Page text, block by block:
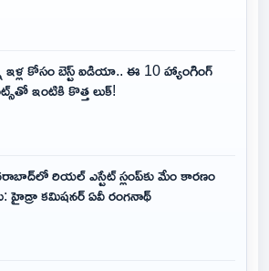
ఇళ్ల కోసం బెస్ట్ ఐడియా.. ఈ 10 హ్యాంగింగ్
ఇంటికి కొత్త లుక్!
రియల్ ఎస్టేట్ స్లంప్‌కు మేం కారణం
హైడ్రా కమిషనర్ ఏవీ రంగనాథ్